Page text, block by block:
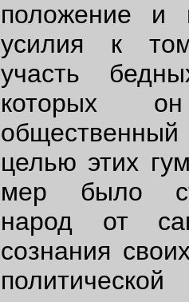
положение и
усилия к
участь
которых
общественный
целью этих
мер было
народ от
сознания